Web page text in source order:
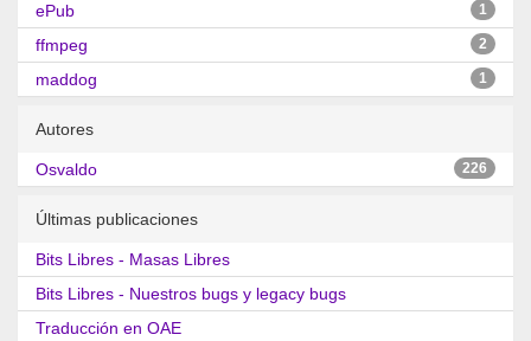
ePub 1
ffmpeg 2
maddog 1
Autores
Osvaldo 226
Últimas publicaciones
Bits Libres - Masas Libres
Bits Libres - Nuestros bugs y legacy bugs
Traducción en OAE